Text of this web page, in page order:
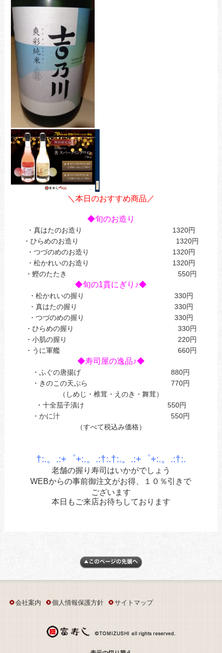
＼本日のおすすめ商品／
◆旬のお造り
・真はたのお造り 1320円
・ひらめのお造り 1320円
・つづのめのお造り 1320円
・松かれいのお造り 1320円
・鰹のたたき 550円
◆旬の1貫にぎり♪◆
・松かれいの握り 330円
・真はたの握り 330円
・つづのめの握り 330円
・ひらめの握り 330円
・小肌の握り 220円
・うに軍艦 660円
◆寿司屋の逸品♪◆
・ふぐの唐揚げ 880円
・きのこの天ぷら 770円
（しめじ・椎茸・えのき・舞茸）
・十全茄子漬け 550円
・かに汁 550円
（すべて税込み価格）
†:.。.:+゜+:.。.:†:.†:.。.:+゜+:.。.:†:.
老舗の握り寿司はいかがでしょう
WEBからの事前御注文がお得、１０％引きで
ございます
本日もご来店お待ちしております
会社案内 個人情報保護方針 サイトマップ